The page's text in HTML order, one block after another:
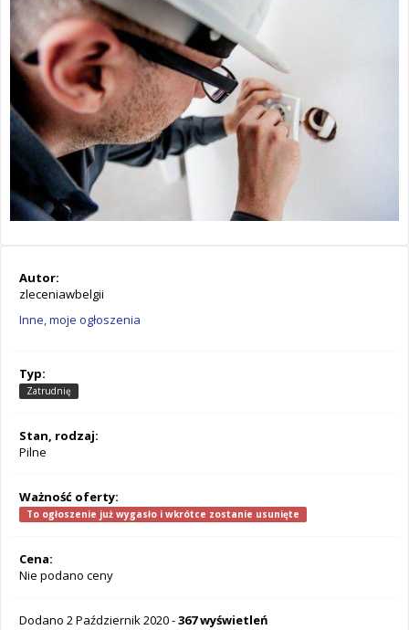
Autor:
zleceniawbelgii
Inne, moje ogłoszenia
Typ:
Zatrudnię
Stan, rodzaj:
Pilne
Ważność oferty:
To ogłoszenie już wygasło i wkrótce zostanie usunięte
Cena:
Nie podano ceny
Dodano 2 Październik 2020-367 wyświetleń